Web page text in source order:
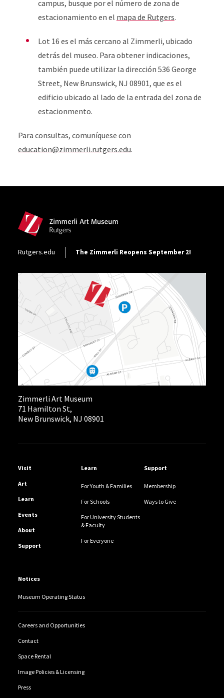
campus, busque por el número de zona de
estacionamiento en el mapa de Rutgers.
Lot 16 es el más cercano al Zimmerli, ubicado
detrás del museo. Para obtener indicaciones,
también puede utilizar la dirección 536 George
Street, New Brunswick, NJ 08901, que es el
edificio ubicado al lado de la entrada del zona de
estacionmento.
Para consultas, comuníquese con
education@zimmerli.rutgers.edu.
Footer Utility
Rutgers.edu The Zimmerli Reopens September 2!
Zimmerli Art Museum
71 Hamilton St,
New Brunswick, NJ 08901
Helpful Links
Visit
Art
Learn
Events
About
Support
Learn
For Youth & Families
For Schools
For University Students
& Faculty
For Everyone
Support
Membership
Ways to Give
Notices
Museum Operating Status
Careers and Opportunities
Contact
Space Rental
Image Policies & Licensing
Press